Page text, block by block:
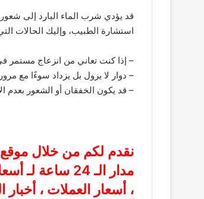
قد يؤدي شرب الماء البارد إلى
استشارة الطبيب، وإليك الحالات
– إذا كنت تعاني من انزعاج مستمر
– دوار لا يزول بل يزداد سوءًا مع
– قد يكون الخفقان أو الشعور بعدم
نقدم لكم من خلال
مدار الـ 24
، أسعار العملات ، أخبار